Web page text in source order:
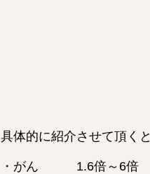
具体的に紹介させて頂くと
・がん 1.6倍～6倍